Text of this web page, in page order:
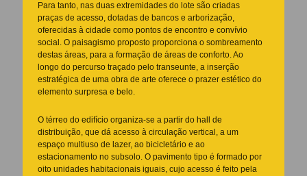
Para tanto, nas duas extremidades do lote são criadas
praças de acesso, dotadas de bancos e arborização,
oferecidas à cidade como pontos de encontro e convívio
social. O paisagismo proposto proporciona o sombreamento
destas áreas, para a formação de áreas de conforto. Ao
longo do percurso traçado pelo transeunte, a inserção
estratégica de uma obra de arte oferece o prazer estético do
elemento surpresa e belo.
O térreo do edifício organiza-se a partir do hall de
distribuição, que dá acesso à circulação vertical, a um
espaço multiuso de lazer, ao bicicletário e ao
estacionamento no subsolo. O pavimento tipo é formado por
oito unidades habitacionais iguais, cujo acesso é feito pela